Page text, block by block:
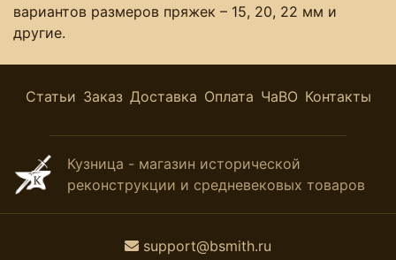
вариантов размеров пряжек – 15, 20, 22 мм и
другие.
Статьи Заказ Доставка Оплата ЧаВО Контакты
Кузница - магазин исторической
реконструкции и средневековых товаров
support@bsmith.ru